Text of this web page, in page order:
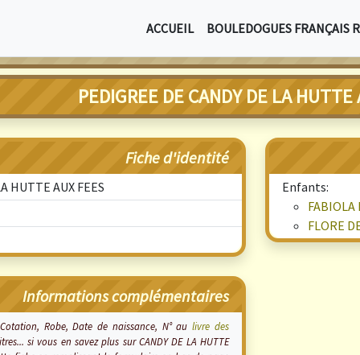
ACCUEIL BOULEDOGUES FRANÇAIS
PEDIGREE DE CANDY DE LA HUTTE
Fiche d'identité
HUTTE AUX FEES
Informations complémentaires
Robe, Date de naissance, N° aulivre des
si vous en savez plus sur CANDY DE LA HUTTE
Enfants:
FABIOLA
FLORE